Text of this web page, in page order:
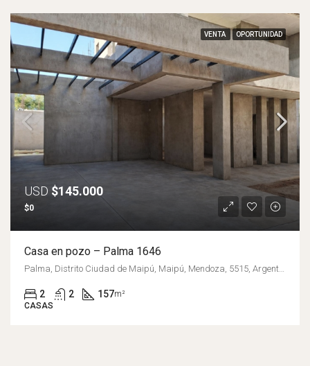
VENTA OPORTUNIDAD
USD $145.000
$0
Casa en pozo – Palma 1646
2 2 157m²
CASAS